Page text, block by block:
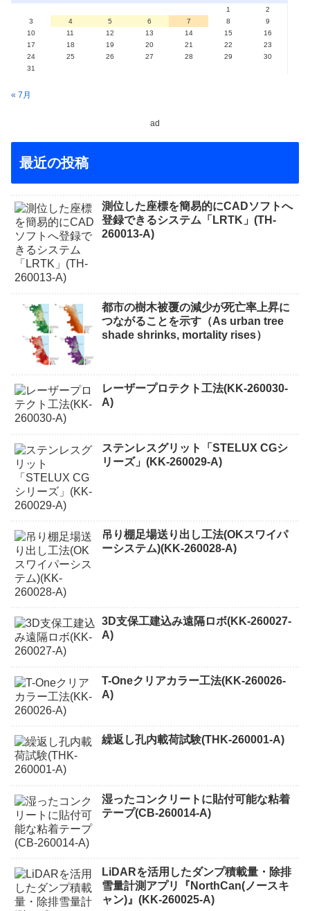
1
2
3
4 5 6 7 8
9
10
11 12 13 14 15
16
17
18 19 20 21 22
23
24
25 26 27 28 29
30
31
« 7月
ad
最近の投稿
測位した座標を簡易的にCADソフトへ
登録できるシステム「LRTK」(TH-
260013-A)
都市の樹木被覆の減少が死亡率上昇に
つながることを示す（As urban tree
shade shrinks, mortality rises）
レーザープロテクト⼯法(KK-260030-
A)
ステンレスグリット「STELUX CGシ
リーズ」(KK-260029-A)
吊り棚足場送り出し工法(OKスワイパ
ーシステム)(KK-260028-A)
3D支保工建込み遠隔ロボ(KK-260027-
A)
T-Oneクリアカラー工法(KK-260026-
A)
繰返し孔内載荷試験(THK-260001-A)
湿ったコンクリートに貼付可能な粘着
テープ(CB-260014-A)
LiDARを活用したダンプ積載量・除排
雪量計測アプリ『NorthCan(ノースキ
ャン)』(KK-260025-A)